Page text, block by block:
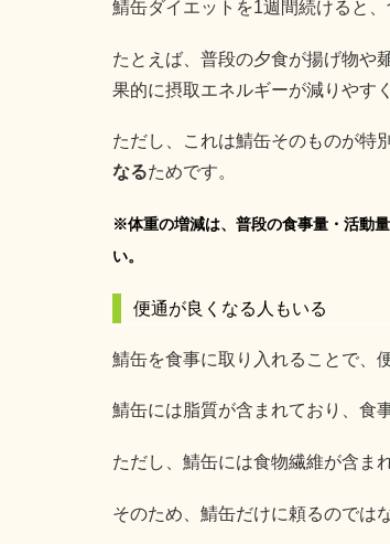
鯖缶ダイエットを1週間続けると
たとえば、普段の夕食が揚げ物や
果的に摂取エネルギーが減りやす
ただし、これは鯖缶そのものが特
なるためです。
※体重の増減は、普段の食事量・活動
い。
便通が良くなる人もいる
鯖缶を食事に取り入れることで、
鯖缶には脂質が含まれており、食
ただし、鯖缶には食物繊維が含ま
そのため、鯖缶だけに頼るのでは